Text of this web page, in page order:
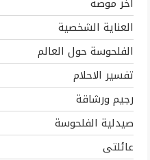
العناية الشخصية
الفلحوسة حول العالم
تفسير الاحلام
رجيم ورشاقة
صيدلية الفلحوسة
عائلتى